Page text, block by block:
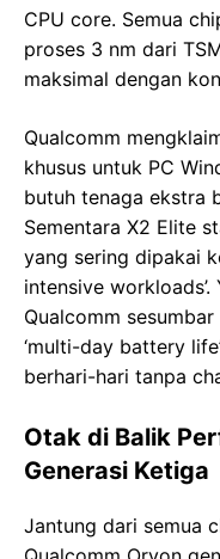
CPU core. Semua
proses 3 nm dari
maksimal dengan
Qualcomm
khusus untuk PC
butuh tenaga ekstra
Sementara X2 Elite
yang sering dipakai
intensive
Qualcomm
‘multi-day battery
berhari-hari tanpa
Otak di Balik
Generasi Ketiga
Jantung dari semua